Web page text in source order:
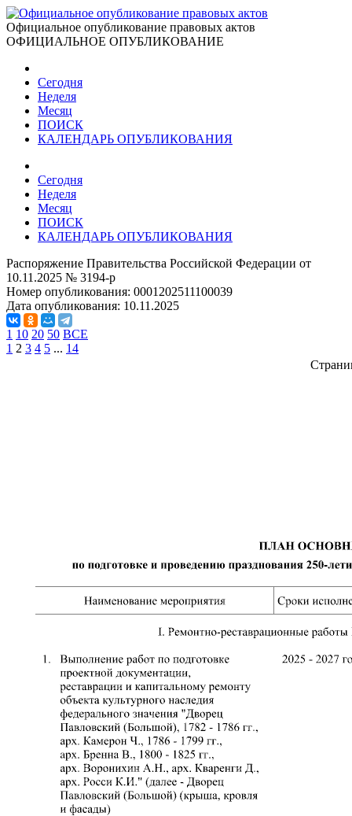
Официальное опубликование правовых актов
ОФИЦИАЛЬНОЕ ОПУБЛИКОВАНИЕ
Сегодня
Неделя
Месяц
ПОИСК
КАЛЕНДАРЬ ОПУБЛИКОВАНИЯ
Сегодня
Неделя
Месяц
ПОИСК
КАЛЕНДАРЬ ОПУБЛИКОВАНИЯ
Распоряжение Правительства Российской Федерации от
10.11.2025 № 3194-р
Номер опубликования: 0001202511100039
Дата опубликования: 10.11.2025
1 10 20 50 ВСЕ
1 2 3 4 5 ... 14